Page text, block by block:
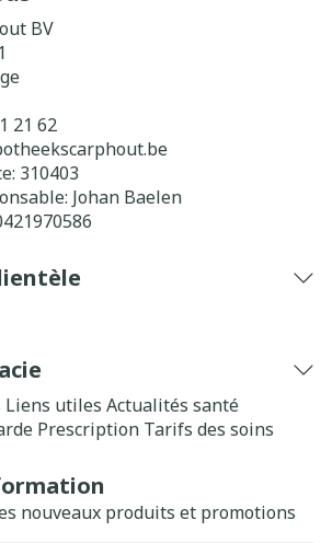
BV
21 62
310403
Johan Baelen
Liens utiles Actualités santé
Prescription Tarifs des soins
nouveaux produits et promotions